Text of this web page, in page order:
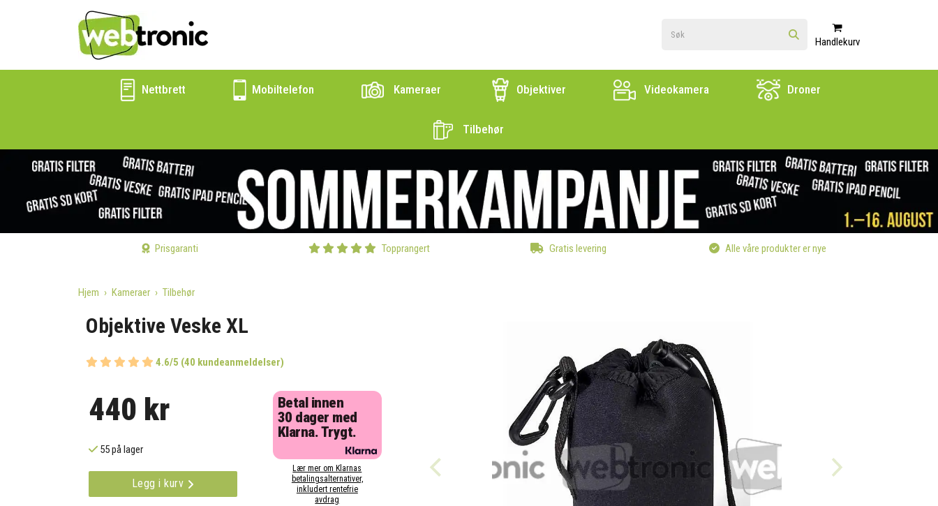
Handlekurv
Nettbrett Mobiltelefon Kameraer Objektiver Videokamera Droner
Tilbehør
Prisgaranti Topprangert Gratis levering Alle våre produkter er nye
Hjem Kameraer Tilbehør
Objektive Veske XL
4.6/5 (40 kundeanmeldelser)
440 kr
55 på lager
Legg i kurv
Betal innen
30 dager med
Klarna. Trygt.
Lær mer om Klarnas
betalingsalternativer,
inkludert rentefrie
avdrag